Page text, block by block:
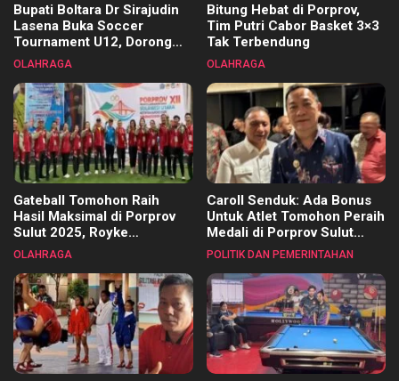
Bupati Boltara Dr Sirajudin
Lasena Buka Soccer
Tournament U12, Dorong
Pembinaan Merata di Setiap
OLAHRAGA
Bitung Hebat di Porprov,
Tim Putri Cabor Basket 3×3
Tak Terbendung
OLAHRAGA
Gateball Tomohon Raih
Hasil Maksimal di Porprov
Sulut 2025, Royke
Tangkawarouw Ucapkan
OLAHRAGA
Caroll Senduk: Ada Bonus
Untuk Atlet Tomohon Peraih
Medali di Porprov Sulut
2025
POLITIK DAN PEMERINTAHAN